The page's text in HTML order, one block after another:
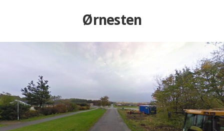
Ørnesten